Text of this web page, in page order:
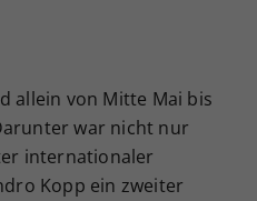
allein von Mitte Mai bis
war nicht nur
internationaler
Kopp ein zweiter